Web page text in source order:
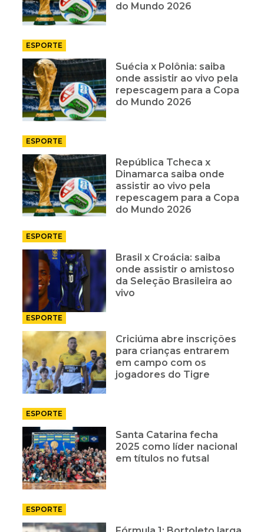
do Mundo 2026
ESPORTE
Suécia x Polônia: saiba
onde assistir ao vivo pela
repescagem para a Copa
do Mundo 2026
ESPORTE
República Tcheca x
Dinamarca saiba onde
assistir ao vivo pela
repescagem para a Copa
do Mundo 2026
ESPORTE
Brasil x Croácia: saiba
onde assistir o amistoso
da Seleção Brasileira ao
vivo
ESPORTE
Criciúma abre inscrições
para crianças entrarem
em campo com os
jogadores do Tigre
ESPORTE
Santa Catarina fecha
2025 como líder nacional
em títulos no futsal
ESPORTE